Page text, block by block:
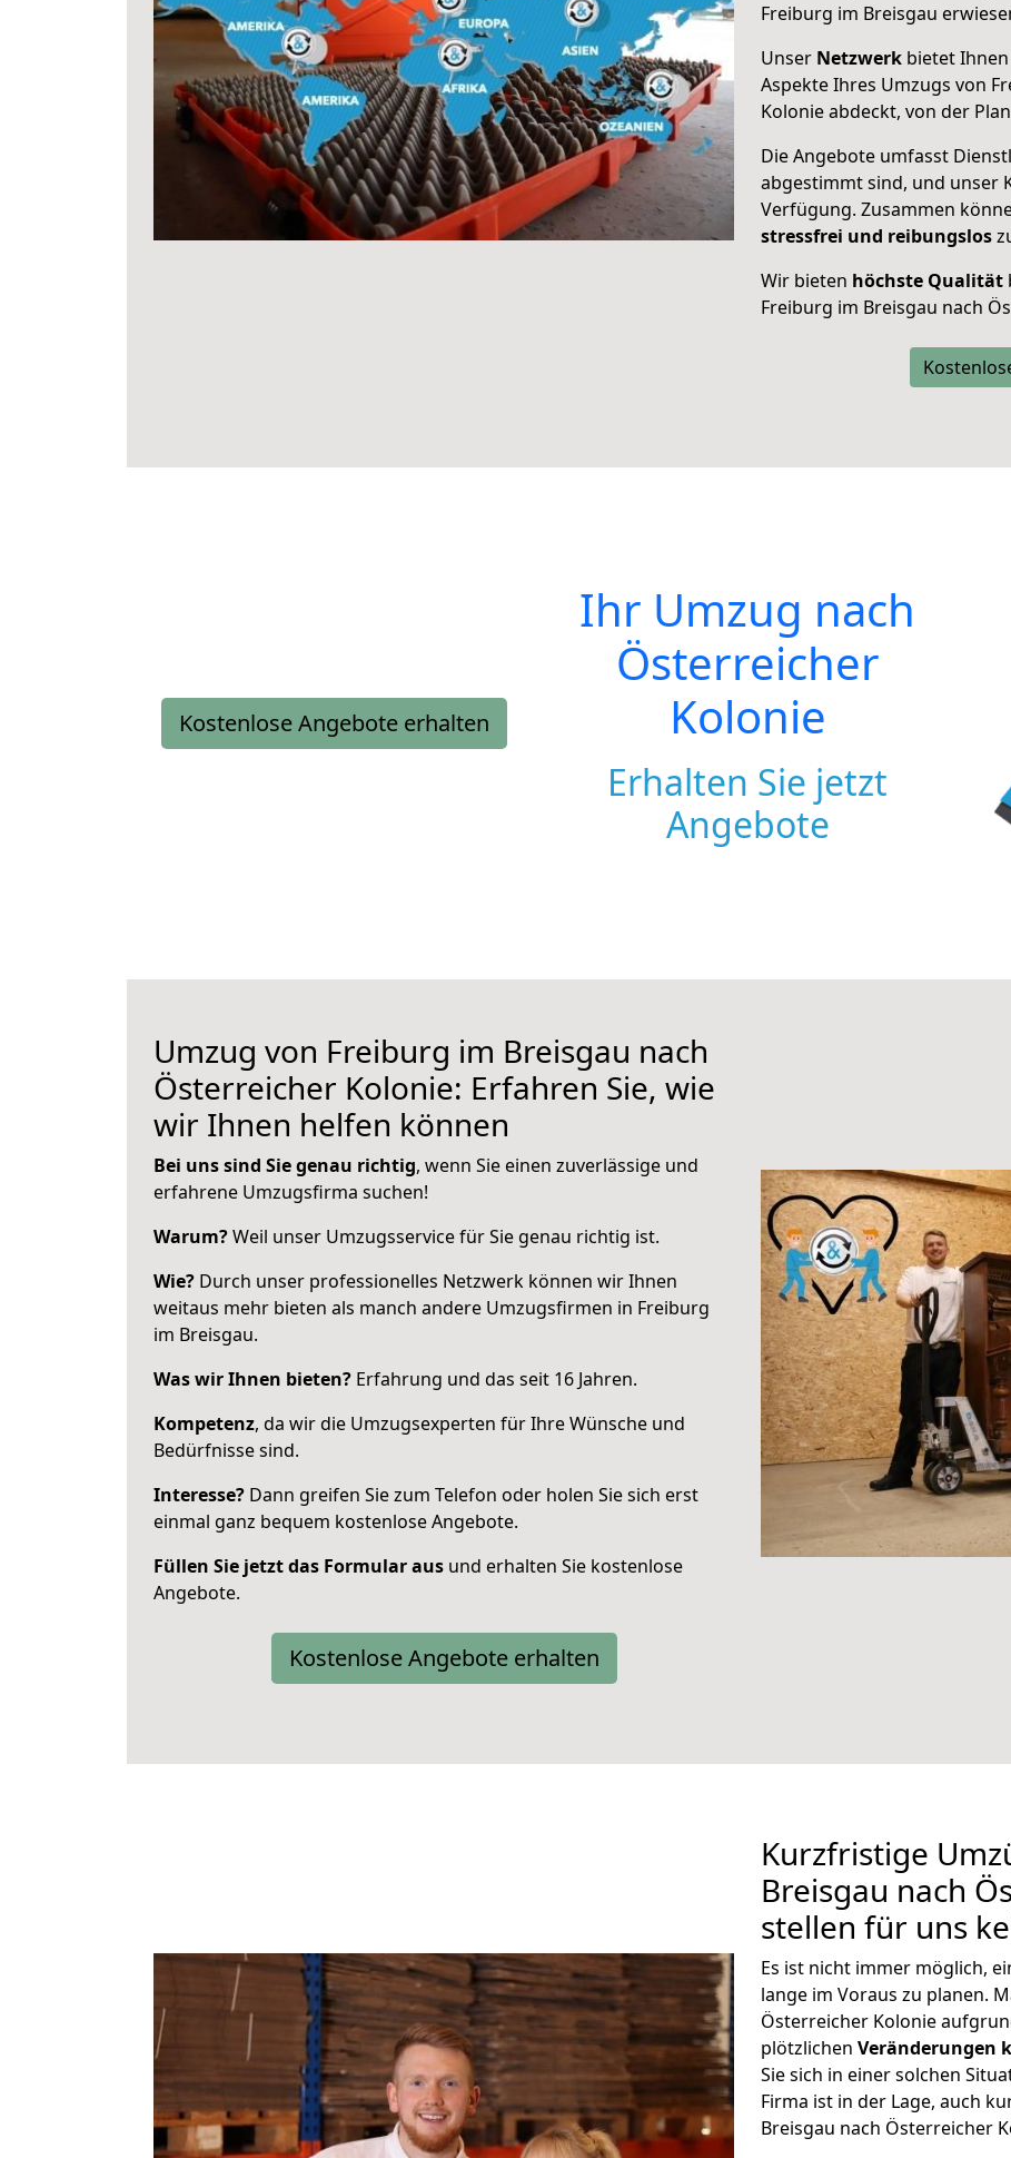
Freiburg im Breisgau
Unser Netzwerk bietet
Aspekte Ihres Umzugs von
Kolonie abdeckt, von der
Die Angebote umfasst
abgestimmt sind, und unser
Verfügung. Zusammen
stressfrei und reibungslos
Wir bieten höchste Qualität
Freiburg im Breisgau nach
Kostenlose Angebote erhalten
Ihr Umzug nach
Österreicher
Kolonie
Erhalten Sie jetzt
Angebote
Umzug von Freiburg im Breisgau nach
Österreicher Kolonie: Erfahren Sie, wie
wir Ihnen helfen können
Bei uns sind Sie genau richtig, wenn Sie einen zuverlässige und
erfahrene Umzugsfirma suchen!
Warum?Weil unser Umzugsservice für Sie genau richtig ist.
Wie? Durch unser professionelles Netzwerk können wir Ihnen
weitaus mehr bieten als manch andere Umzugsfirmen in Freiburg
im Breisgau.
Was wir Ihnen bieten? Erfahrung und das seit 16 Jahren.
Kompetenz, da wir die Umzugsexperten für Ihre Wünsche und
Bedürfnisse sind.
Interesse? Dann greifen Sie zum Telefon oder holen Sie sich erst
einmal ganz bequem kostenlose Angebote.
Füllen Sie jetzt das Formular aus und erhalten Sie kostenlose
Angebote.
Kostenlose Angebote erhalten
Kurzfristige
Breisgau nach
stellen für uns
Es ist nicht immer möglich,
lange im Voraus zu planen.
Österreicher Kolonie
plötzlichen Veränderungen
Sie sich in einer solchen
Firma ist in der Lage, auch
Breisgau nach Österreicher